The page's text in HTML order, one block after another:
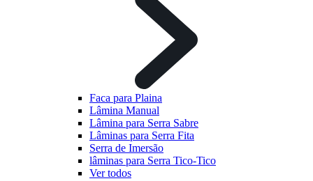
Faca para Plaina
Lâmina Manual
Lâmina para Serra Sabre
Lâminas para Serra Fita
Serra de Imersão
lâminas para Serra Tico-Tico
Ver todos